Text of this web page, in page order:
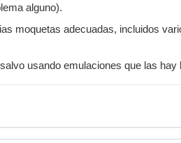
alguno).
moquetas adecuadas, incluidos
usando emulaciones que las